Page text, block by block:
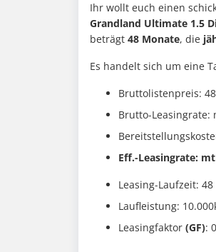
Ihr wollt euch einen
Grandland Ultimate 1.5
beträgt 48 Monate, die
Es handelt sich um eine
Bruttolistenpreis:
Brutto-Leasingrate:
Eff.-Leasingrate:
Leasing-Laufzeit:
Laufleistung:
Leasingfaktor (GF):